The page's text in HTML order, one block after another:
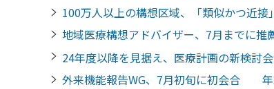
100万人以上の構想区域、「類似かつ
地域医療構想アドバイザー、7月までに
24年度以降を見据え、医療計画の新検
外来機能報告WG、7月初旬に初会合 年